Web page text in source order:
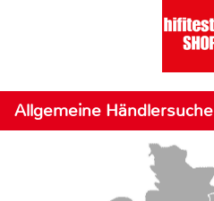
Allgemeine Händlersuche